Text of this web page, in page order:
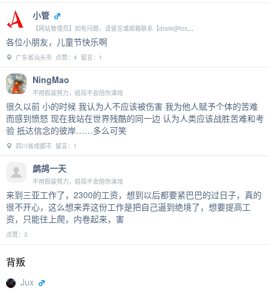
小管
各位小朋友，儿童节快乐啊
广东省汕头市 点赞：4 留言：1
NingMao
不用假装努力，结局不会陪你演戏
很久以前 小的时候 我认为人不应该被伤害 我为他人赋予个体的苦难
而感到愤怒 现在我站在世界残酷的同一边 认为人类应该战胜苦难和考
验 抵达信念的彼岸……多么可笑
四川省成都市 留言：1
鹧鸪一天
不用假装努力，结局不会陪你演戏
来到三亚工作了，2300的工资，想到以后都要紧巴巴的过日子，真的
很不开心，这么想来弄这份工作是把自己逼到绝境了，想要提高工
资，只能往上爬，内卷起来，害
点赞：3
背叛
Jux